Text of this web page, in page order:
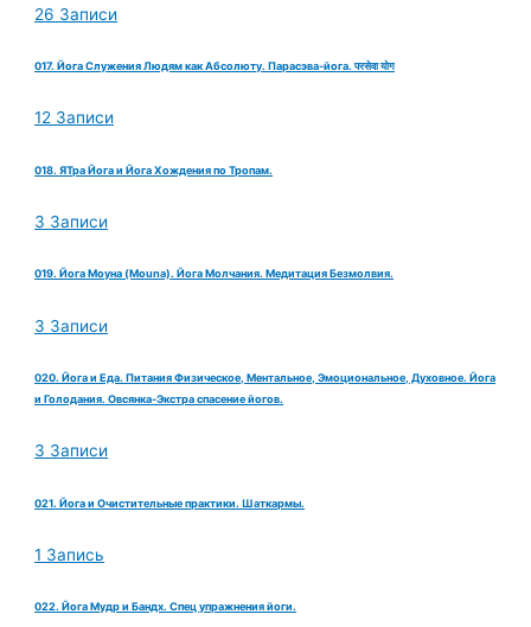
26 Записи
017. Йога Служения Людям как Абсолюту. Парасэва-йога. परसेवा योग
12 Записи
018. ЯТра Йога и Йога Хождения по Тропам.
3 Записи
019. Йога Моуна (Mouna). Йога Молчания. Медитация Безмолвия.
3 Записи
020. Йога и Еда. Питания Физическое, Ментальное, Эмоциональное, Духовное. Йога
и Голодания. Овсянка-Экстра спасение йогов.
3 Записи
021. Йога и Очистительные практики. Шаткармы.
1 Запись
022. Йога Мудр и Бандх. Спец упражнения йоги.